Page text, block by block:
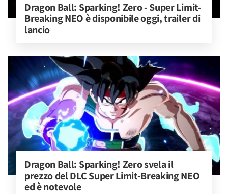
Dragon Ball: Sparking! Zero - Super Limit-
Breaking NEO è disponibile oggi, trailer di
lancio
Dragon Ball: Sparking! Zero svela il
prezzo del DLC Super Limit-Breaking NEO
ed è notevole